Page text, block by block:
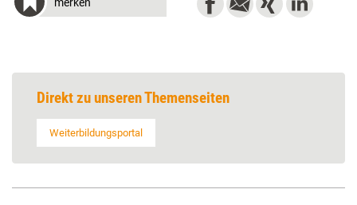
Direkt zu unseren Themenseiten
Weiterbildungsportal